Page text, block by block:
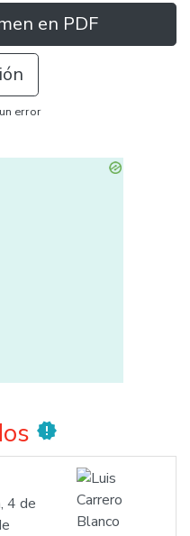
en PDF
error
new_releases
4 de